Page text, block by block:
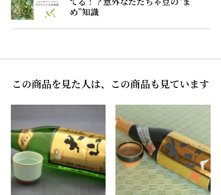
め”知識
この商品を見た人は、この商品も見ています